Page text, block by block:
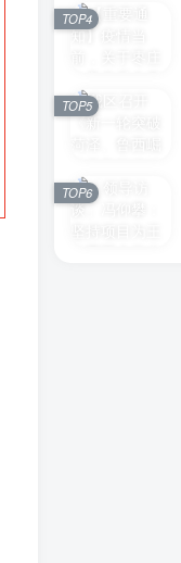
TOP4
TOP5
TOP6